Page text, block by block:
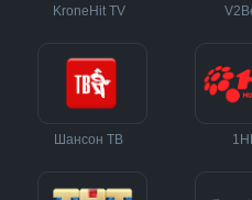
KroneHit TV
Шансон ТВ